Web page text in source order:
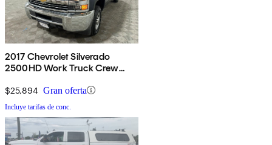
2017 Chevrolet Silverado
2500HD Work Truck Crew
$25,894 Gran oferta
Incluye tarifas de conc.